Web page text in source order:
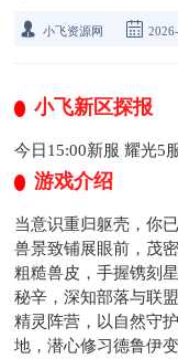
小飞资源网
小飞新区探报
今日15:00新服 耀光5
游戏介绍
当意识重归躯壳，你
兽景致铺展眼前，茂
粗糙兽皮，手握镌刻
秘辛，深知部落与联
精灵阵营，以自然守
地，潜心修习德鲁伊